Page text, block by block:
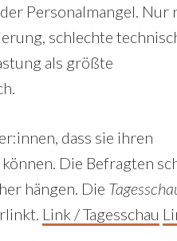
Personalmangel. Nur
schlechte
als größte
dass sie ihren
Die Befragten
hängen. Die
Link / Tagesschau